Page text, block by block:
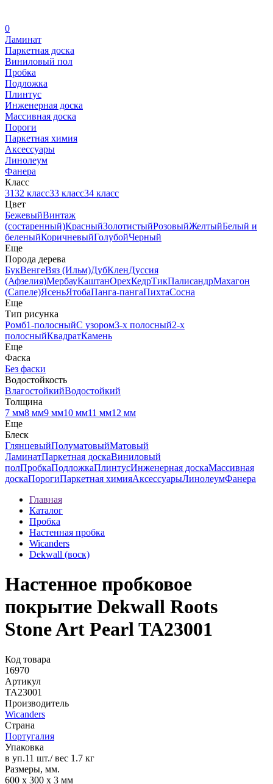
0
Ламинат
Паркетная доска
Виниловый пол
Пробка
Подложка
Плинтус
Инженерная доска
Массивная доска
Пороги
Паркетная химия
Аксессуары
Линолеум
Фанера
Класс
3132 класс33 класс34 класс
Цвет
БежевыйВинтаж
(состаренный)КрасныйЗолотистыйРозовыйЖелтыйБелый и
беленыйКоричневыйГолубойЧерный
Еще
Порода дерева
БукВенгеВяз (Ильм)ДубКленДуссия
(Афзелия)МербауКаштанОрехКедрТикПалисандрМахагон
(Сапеле)ЯсеньЯтобаПанга-пангаПихтаСосна
Еще
Тип рисунка
Ромб1-полосныйС узором3-х полосный2-х
полосныйКвадратКамень
Еще
Фаска
Без фаски
Водостойкость
ВлагостойкийВодостойкий
Толщина
7 мм8 мм9 мм10 мм11 мм12 мм
Еще
Блеск
ГлянцевыйПолуматовыйМатовый
ЛаминатПаркетная доскаВиниловый
полПробкаПодложкаПлинтусИнженерная доскаМассивная
доскаПорогиПаркетная химияАксессуарыЛинолеумФанера
Главная
Каталог
Пробка
Настенная пробка
Wicanders
Dekwall (воск)
Настенное пробковое
покрытие Dekwall Roots
Stone Art Pearl TA23001
Код товара
16970
Артикул
TA23001
Производитель
Wicanders
Страна
Португалия
Упаковка
в уп.11 шт./ вес 1.7 кг
Размеры, мм.
600 х 300 х 3 мм